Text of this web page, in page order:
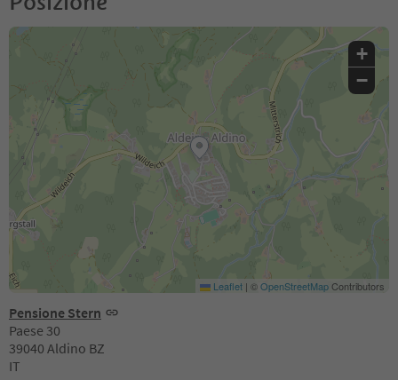
Pensione Stern
Paese 30
39040 Aldino BZ
IT
+
−
Leaflet | ©OpenStreetMapContributors